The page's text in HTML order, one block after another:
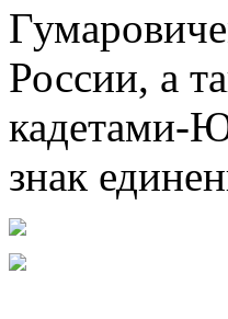
России, а
кадетами-
знак